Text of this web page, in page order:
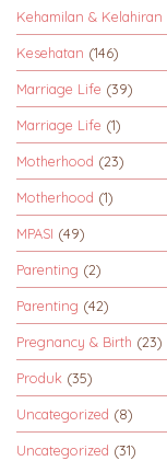
Kehamilan & Kelahiran
Kesehatan (146)
Marriage Life (39)
Marriage Life (1)
Motherhood (23)
Motherhood (1)
MPASI (49)
Parenting (2)
Parenting (42)
Pregnancy & Birth (23)
Produk (35)
Uncategorized (8)
Uncategorized (31)